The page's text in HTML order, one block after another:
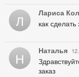
Л Лариса
как сделать
Н Наталья
заказ